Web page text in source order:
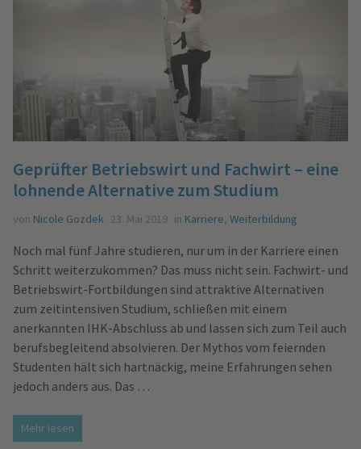
Geprüfter Betriebswirt und Fachwirt – eine
lohnende Alternative zum Studium
von Nicole Gozdek 23. Mai 2019 in Karriere, Weiterbildung
Noch mal fünf Jahre studieren, nur um in der Karriere einen
Schritt weiterzukommen? Das muss nicht sein. Fachwirt- und
Betriebswirt-Fortbildungen sind attraktive Alternativen
zum zeitintensiven Studium, schließen mit einem
anerkannten IHK-Abschluss ab und lassen sich zum Teil auch
berufsbegleitend absolvieren. Der Mythos vom feiernden
Studenten hält sich hartnäckig, meine Erfahrungen sehen
jedoch anders aus. Das …
Mehr lesen